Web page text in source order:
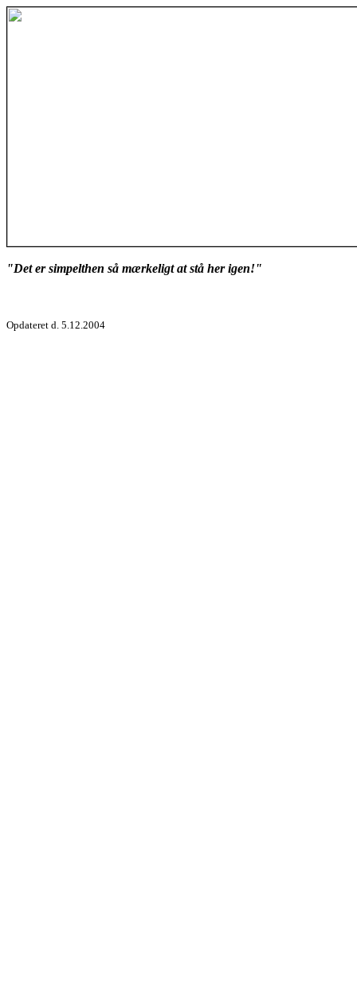
"Det er simpelthen så mærkeligt at stå her igen!"
Opdateret d. 5.12.2004